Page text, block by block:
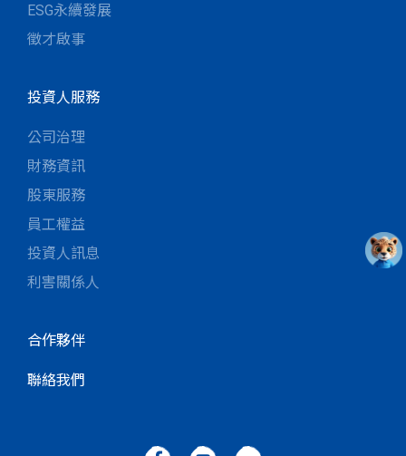
ESG永續發展
徵才啟事
投資人服務
公司治理
財務資訊
股東服務
員工權益
投資人訊息
利害關係人
合作夥伴
聯絡我們